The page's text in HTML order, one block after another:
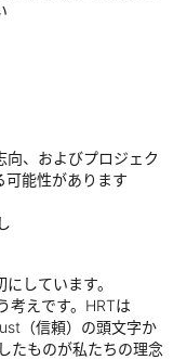
向、およびプロジェク
可能性があります
しています。
考えです。HRTは
（信頼）の頭文字か
たものが私たちの理念